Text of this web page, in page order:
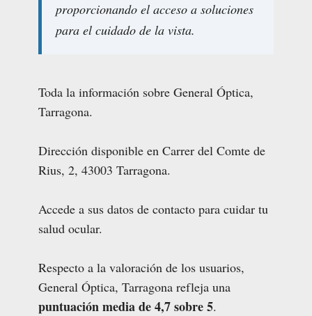
proporcionando el acceso a soluciones
para el cuidado de la vista.
Toda la información sobre General Óptica,
Tarragona.
Dirección disponible en Carrer del Comte de
Rius, 2, 43003 Tarragona.
Accede a sus datos de contacto para cuidar tu
salud ocular.
Respecto a la valoración de los usuarios,
General Óptica, Tarragona refleja una
puntuación media de 4,7 sobre 5.